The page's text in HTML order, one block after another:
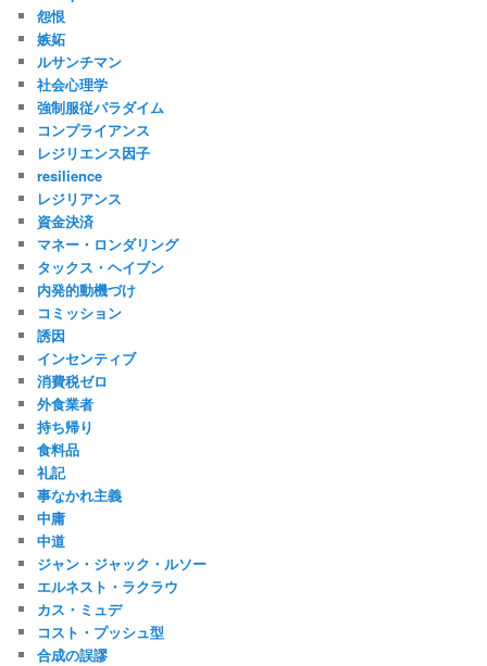
怨恨
嫉妬
ルサンチマン
社会心理学
強制服従パラダイム
コンプライアンス
レジリエンス因子
resilience
レジリアンス
資金決済
マネー・ロンダリング
タックス・ヘイブン
内発的動機づけ
コミッション
誘因
インセンティブ
消費税ゼロ
外食業者
持ち帰り
食料品
礼記
事なかれ主義
中庸
中道
ジャン・ジャック・ルソー
エルネスト・ラクラウ
カス・ミュデ
コスト・プッシュ型
合成の誤謬